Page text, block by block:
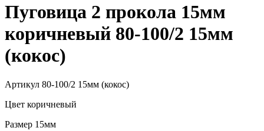
Пуговица 2 прокола 15мм
коричневый 80-100/2 15мм
(кокос)
Артикул 80-100/2 15мм (кокос)
Цвет коричневый
Размер 15мм